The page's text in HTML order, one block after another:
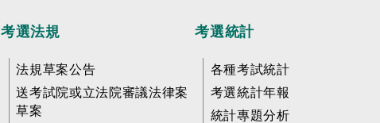
考選法規
法規草案公告
送考試院或立法院審議法律案
草案
考選統計
各種考試統計
考選統計年報
統計專題分析